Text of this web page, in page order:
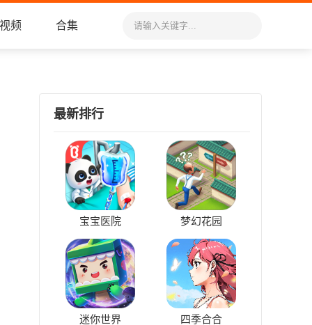
视频 合集
最新排行
宝宝医院 梦幻花园
迷你世界 四季合合